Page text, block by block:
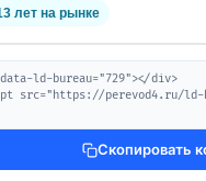
лет на рынке
ld-bureau="729"></div>
src="https://perevod4.ru/ld-
Скопировать